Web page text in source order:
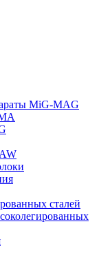
MiG-MAG
сталей